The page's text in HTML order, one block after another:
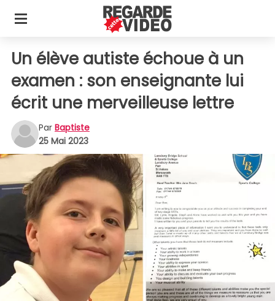
Un élève autiste échoue à un
examen : son enseignante lui
écrit une merveilleuse lettre
Par Baptiste
25 Mai 2023